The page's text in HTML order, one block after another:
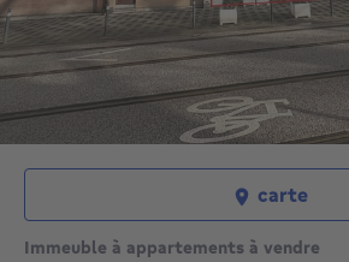
Immeuble à appartements à vendre
carte